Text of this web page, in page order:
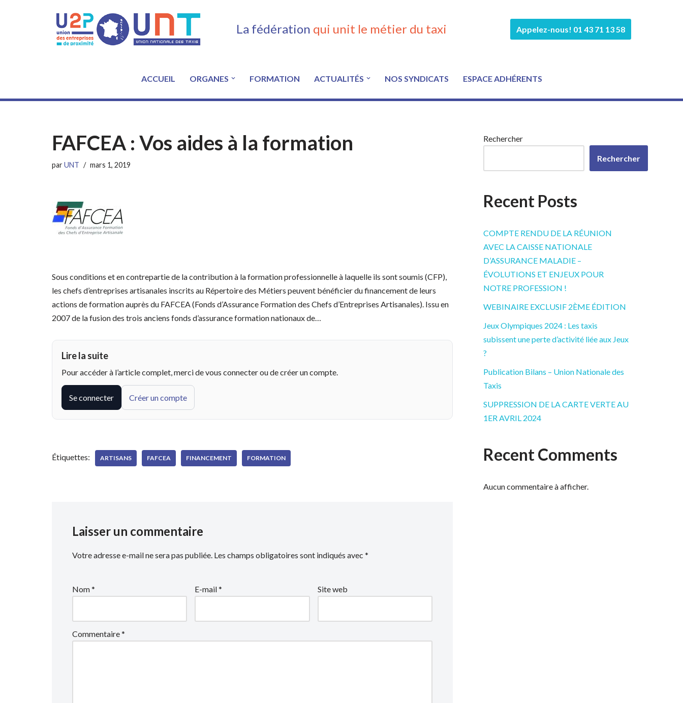
La fédération qui unit le métier du taxi Appelez-nous! 01 43 71 13 58
ACCUEIL ORGANES FORMATION ACTUALITÉS NOS SYNDICATS ESPACE ADHÉRENTS
FAFCEA : Vos aides à la formation
parUNT mars 1, 2019
Sous conditions et en contrepartie de la contribution à la formation professionnelle à laquelle ils sont soumis (CFP),
les chefs d’entreprises artisanales inscrits au Répertoire des Métiers peuvent bénéficier du financement de leurs
actions de formation auprès du FAFCEA (Fonds d’Assurance Formation des Chefs d’Entreprises Artisanales). Issu en
2007 de la fusion des trois anciens fonds d’assurance formation nationaux de…
Lire la suite
Pour accéder à l’article complet, merci de vous connecter ou de créer un compte.
Se connecter Créer un compte
Étiquettes: ARTISANS FAFCEA FINANCEMENT FORMATION
Laisser un commentaire
Votre adresse e-mail ne sera pas publiée. Les champs obligatoires sont indiqués avec *
Nom* E-mail* Site web
Commentaire*
Rechercher
Rechercher
Recent Posts
COMPTE RENDU DE LA RÉUNION
AVEC LA CAISSE NATIONALE
D’ASSURANCE MALADIE –
ÉVOLUTIONS ET ENJEUX POUR
NOTRE PROFESSION !
WEBINAIRE EXCLUSIF 2ÈME ÉDITION
Jeux Olympiques 2024 : Les taxis
subissent une perte d’activité liée aux Jeux
?
Publication Bilans – Union Nationale des
Taxis
SUPPRESSION DE LA CARTE VERTE AU
1ER AVRIL 2024
Recent Comments
Aucun commentaire à afficher.